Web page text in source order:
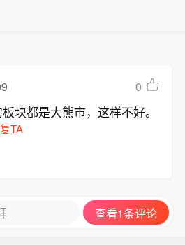
0
块都是大熊市，这样不好。
TA
查看1条评论